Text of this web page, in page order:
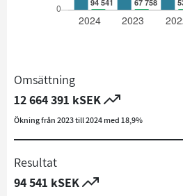
Omsättning
12 664 391 kSEK
Ökning från 2023 till 2024 med 18,9%
Resultat
94 541 kSEK